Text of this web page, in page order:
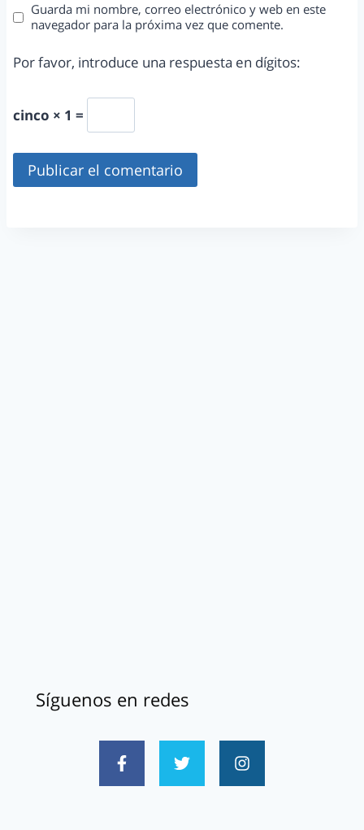
Guarda mi nombre, correo electrónico y web en este
navegador para la próxima vez que comente.
Por favor, introduce una respuesta en dígitos:
cinco × 1 =
Síguenos en redes